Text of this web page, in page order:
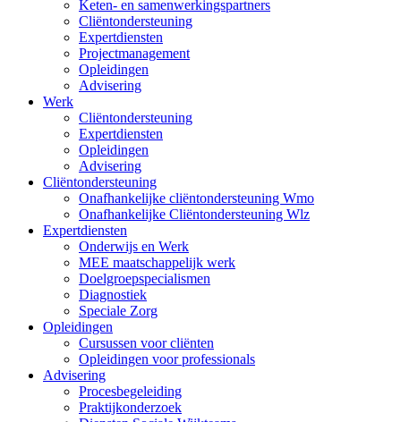
Keten- en samenwerkingspartners
Cliëntondersteuning
Expertdiensten
Projectmanagement
Opleidingen
Advisering
Werk
Cliëntondersteuning
Expertdiensten
Opleidingen
Advisering
Cliëntondersteuning
Onafhankelijke cliëntondersteuning Wmo
Onafhankelijke Cliëntondersteuning Wlz
Expertdiensten
Onderwijs en Werk
MEE maatschappelijk werk
Doelgroepspecialismen
Diagnostiek
Speciale Zorg
Opleidingen
Cursussen voor cliënten
Opleidingen voor professionals
Advisering
Procesbegeleiding
Praktijkonderzoek